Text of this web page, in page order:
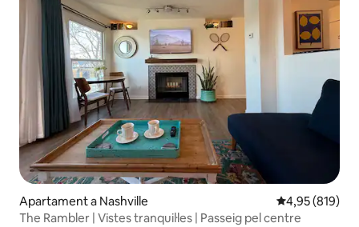
Apartament a Nashville 4,95 de
4,95 (819)
The Rambler | Vistes tranquil·les | Passeig pel centre